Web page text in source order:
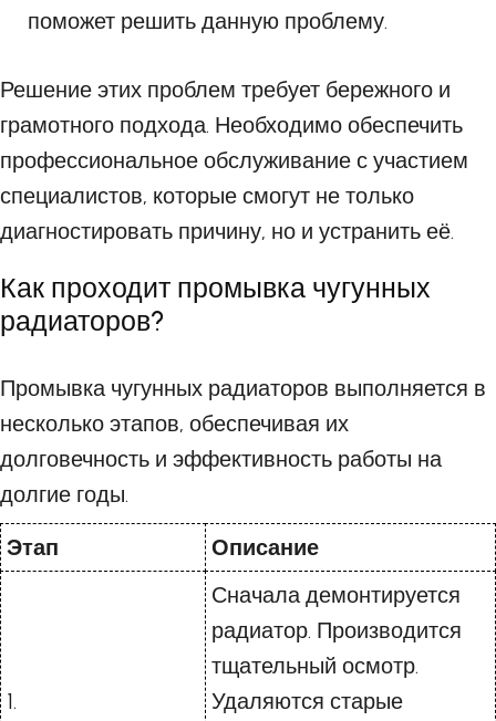
поможет решить данную проблему.
Решение этих проблем требует бережного и
грамотного подхода. Необходимо обеспечить
профессиональное обслуживание с участием
специалистов, которые смогут не только
диагностировать причину, но и устранить её.
Как проходит промывка чугунных
радиаторов?
Промывка чугунных радиаторов выполняется в
несколько этапов, обеспечивая их
долговечность и эффективность работы на
долгие годы.
Этап
Описание
1.
Сначала демонтируется
радиатор. Производится
тщательный осмотр.
Удаляются старые